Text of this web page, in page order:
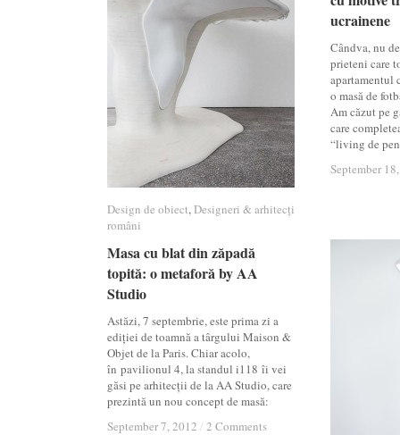
ucrainene
Cândva, nu
prieteni care
apartamentul
o masă de
Am căzut pe
care
“living de
September
ucrainene
September
Design de obiect,Designeri & arhitecți
români
Masa cu blat din zăpadă
topită: o metaforă by AA
Studio
Astăzi, 7 septembrie, este prima zi a
ediției de toamnă a târgului Maison &
Objet de la Paris. Chiar acolo,
în pavilionul 4, la standul i118 îi vei
găsi pe arhitecții de la AA Studio, care
prezintă un nou concept de masă:
September 7, 2012 / 2 Comments
Design de obiect Designeri & arhitecți
români
Masa cu blat din zăpadă
topită: o metaforă by AA
Studio
September 7, 2012 / 2 Comments